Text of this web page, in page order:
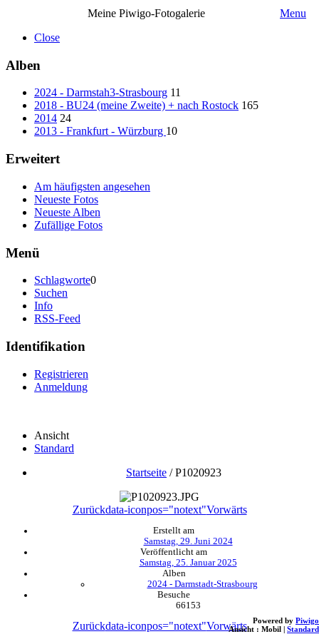
Meine Piwigo-Fotogalerie
Menu
Close
Alben
2024 - Darmstah3-Strasbourg 11
2018 - BU24 (meine Zweite) + nach Rostock 165
2014 24
2013 - Frankfurt - Würzburg 10
Erweitert
Am häufigsten angesehen
Neueste Fotos
Neueste Alben
Zufällige Fotos
Menü
Schlagworte0
Suchen
Info
RSS-Feed
Identifikation
Registrieren
Anmeldung
Ansicht
Standard
Startseite /P1020923
Zurückdata-iconpos="notext"Vorwärts
Erstellt am
Samstag, 29. Juni 2024
Veröffentlicht am
Samstag, 25. Januar 2025
Alben
2024 - Darmstadt-Strasbourg
Besuche
66153
Zurückdata-iconpos="notext"Vorwärts Powered by Piwigo
Ansicht : Mobil | Standard